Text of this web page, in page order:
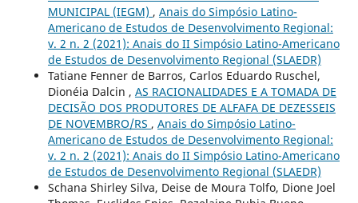
MUNICIPAL (IEGM) , Anais do Simpósio Latino-
Americano de Estudos de Desenvolvimento Regional:
v. 2 n. 2 (2021): Anais do II Simpósio Latino-Americano
de Estudos de Desenvolvimento Regional (SLAEDR)
Tatiane Fenner de Barros, Carlos Eduardo Ruschel,
Dionéia Dalcin , AS RACIONALIDADES E A TOMADA DE
DECISÃO DOS PRODUTORES DE ALFAFA DE DEZESSEIS
DE NOVEMBRO/RS , Anais do Simpósio Latino-
Americano de Estudos de Desenvolvimento Regional:
v. 2 n. 2 (2021): Anais do II Simpósio Latino-Americano
de Estudos de Desenvolvimento Regional (SLAEDR)
Schana Shirley Silva, Deise de Moura Tolfo, Dione Joel